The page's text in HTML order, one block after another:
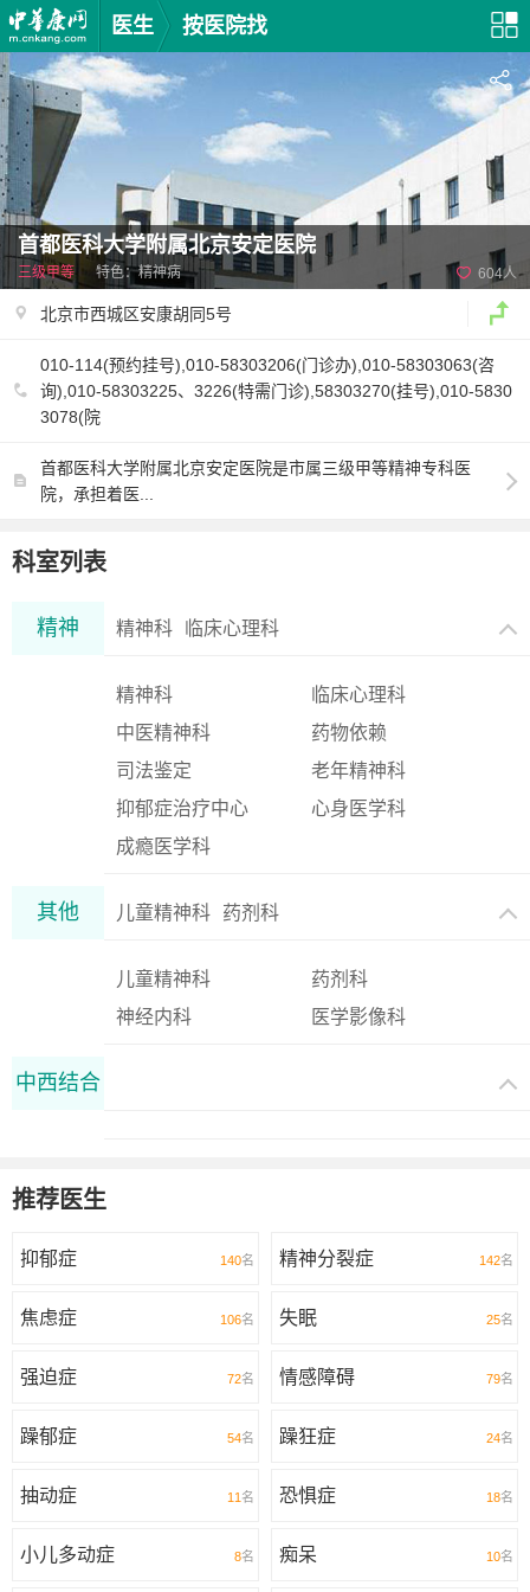
医生 按医院找
604人
首都医科大学附属北京安定医院
三级甲等 特色：精神病
北京市西城区安康胡同5号
010-114(预约挂号),010-58303206(门诊办),010-58303063(咨
询),010-58303225、3226(特需门诊),58303270(挂号),010-5830
3078(院
首都医科大学附属北京安定医院是市属三级甲等精神专科医
院，承担着医...
科室列表
精神 精神科 临床心理科
精神科
临床心理科
中医精神科
药物依赖
司法鉴定
老年精神科
抑郁症治疗中心
心身医学科
成瘾医学科
其他 儿童精神科 药剂科
儿童精神科
药剂科
神经内科
医学影像科
中西结合
推荐医生
抑郁症 140名 精神分裂症 142名
焦虑症 106名 失眠 25名
强迫症 72名 情感障碍 79名
躁郁症 54名 躁狂症 24名
抽动症 11 名 恐惧症 18名
小儿多动症 8名 痴呆 10名